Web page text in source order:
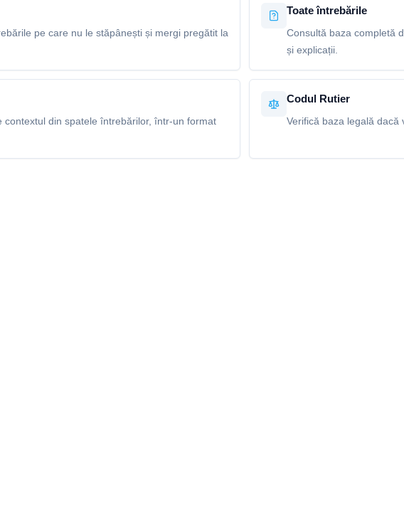
pe care nu le stăpânești și mergi pregătit la
Toate întrebările
Consultă baza completă
și explicații.
din spatele întrebărilor, într-un format
Codul Rutier
Verifică baza legală dacă